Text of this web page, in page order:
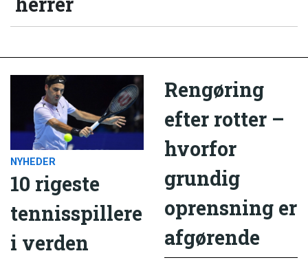
NYHEDER
10 rigeste
tennisspillere
i verden
Rengøring
efter rotter –
hvorfor
grundig
oprensning er
afgørende